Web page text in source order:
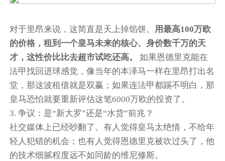
对于里昂来说，这简直是天上掉馅饼。 用最高100万欧
的价格，租到一个皇马未来的核心、身价数千万的天
才，这性价比比去超市试吃还高。
如果恩德里克能在
法甲找回进球感觉，像当年的本泽马一样在里昂打出名
堂，那这波租借就是双赢；如果连法甲都踢不明白，那
皇马恐怕就要重新评估这笔6000万欧的投资了。
3. 争议：是“新大罗”还是“水货”前兆？
社交媒体上已经吵翻了。有人觉得皇马太绝情，不给年
轻人犯错的机会；也有人觉得恩德里克被吹过头了，他
的技术细腻程度远不如同龄的维尼修斯。